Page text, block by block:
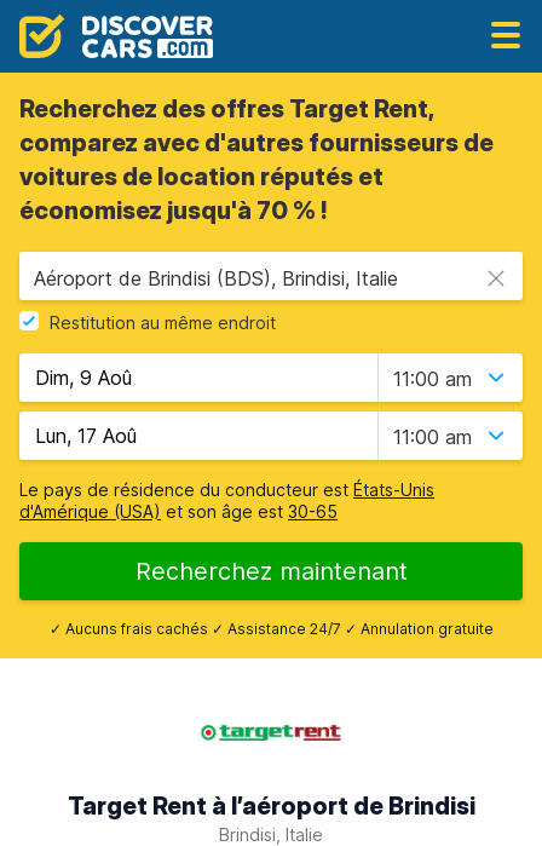
Recherchez des offres Target Rent,
comparez avec d'autres fournisseurs de
voitures de location réputés et
économisez jusqu'à 70 % !
Aéroport de Brindisi (BDS), Brindisi, Italie
Restitution au même endroit
11:00 am
11:00 am
Le pays de résidence du conducteur est États-Unis
d'Amérique (USA) et son âge est 30-65
Recherchez maintenant
✓ Aucuns frais cachés ✓ Assistance 24/7 ✓ Annulation gratuite
Target Rent à l’aéroport de Brindisi
Brindisi, Italie